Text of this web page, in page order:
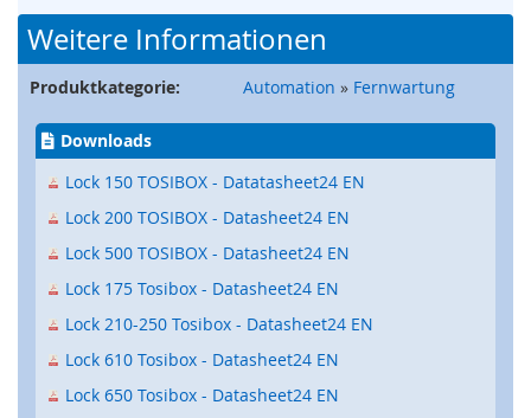
r
,
L
e
s
t
)
i
c
e
r
h
e
Weitere Informationen
Produktkategorie: Automation » Fernwartung
Downloads
Lock 150 TOSIBOX - Datatasheet24 EN
Lock 200 TOSIBOX - Datasheet24 EN
Lock 500 TOSIBOX - Datasheet24 EN
Lock 175 Tosibox - Datasheet24 EN
Lock 210-250 Tosibox - Datasheet24 EN
Lock 610 Tosibox - Datasheet24 EN
Lock 650 Tosibox - Datasheet24 EN